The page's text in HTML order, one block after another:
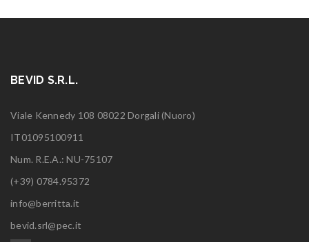
BEVID S.R.L.
Viale Kennedy 108 08022 Dorgali (Nuoro)
IT01095100911
Num. R.E.A.: NU-75107
(+39) 0784.95372
info@berritta.it
bevid.srl@pec.it